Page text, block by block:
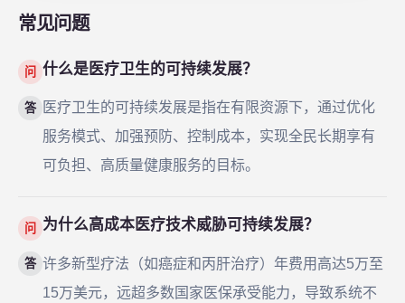
常见问题
问 什么是医疗卫生的可持续发展？
答
医疗卫生的可持续发展是指在有限资源下，通过优化
服务模式、加强预防、控制成本，实现全民长期享有
可负担、高质量健康服务的目标。
问 为什么高成本医疗技术威胁可持续发展？
答 许多新型疗法（如癌症和丙肝治疗）年费用高达5万至
15万美元，远超多数国家医保承受能力，导致系统不